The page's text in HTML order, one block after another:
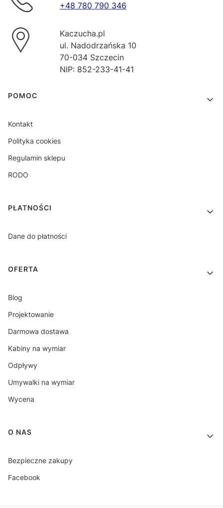
+48 780 790 346
Kaczucha.pl
ul. Nadodrzańska 10
70-034 Szczecin
NIP: 852-233-41-41
Linki w stopce
POMOC
Kontakt
Polityka cookies
Regulamin sklepu
RODO
PŁATNOŚCI
Dane do płatności
OFERTA
Blog
Projektowanie
Darmowa dostawa
Kabiny na wymiar
Odpływy
Umywalki na wymiar
Wycena
O NAS
Bezpieczne zakupy
Facebook